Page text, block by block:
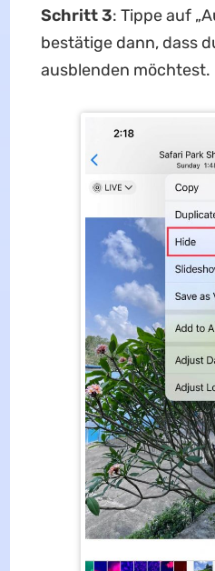
Schritt 3: Tippe auf
bestätige dann, dass
ausblenden möchtest.